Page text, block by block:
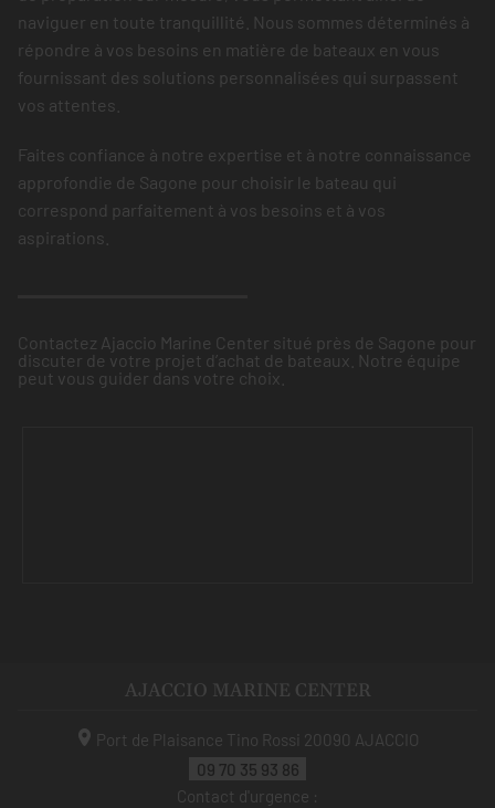
naviguer en toute tranquillité. Nous sommes déterminés à
répondre à vos besoins en matière de bateaux en vous
fournissant des solutions personnalisées qui surpassent
vos attentes.
Faites confiance à notre expertise et à notre connaissance
approfondie de Sagone pour choisir le bateau qui
correspond parfaitement à vos besoins et à vos
aspirations.
Contactez Ajaccio Marine Center situé près de Sagone pour
discuter de votre projet d’achat de bateaux. Notre équipe
peut vous guider dans votre choix.
AJACCIO MARINE CENTER
Port de Plaisance Tino Rossi 20090 AJACCIO
09 70 35 93 86
Contact d'urgence :